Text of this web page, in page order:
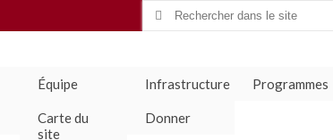
Search
Équipe Infrastructure Programmes
Carte du
site
Donner